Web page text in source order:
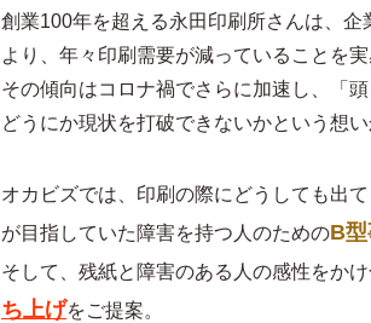
創業100年を超える永田印刷所さんは、
より、年々印刷需要が減っていることを実
その傾向はコロナ禍でさらに加速し、「
どうにか現状を打破できないかという想
オカビズでは、印刷の際にどうしても出て
が目指していた障害を持つ人のためのB
そして、残紙と障害のある人の感性をか
ち上げをご提案。